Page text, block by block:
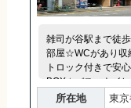
雑司が谷駅まで徒
部屋☆WCがあり
トロック付きで安
BOX☆バス・トイ
所在地
東